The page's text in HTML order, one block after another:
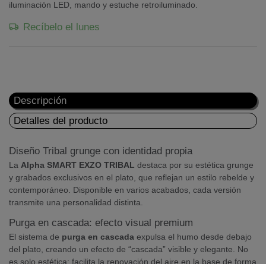
iluminación LED, mando y estuche retroiluminado.
Recíbelo el lunes
Descripción
Detalles del producto
Diseño Tribal grunge con identidad propia
La Alpha SMART EXZO TRIBAL destaca por su estética grunge
y grabados exclusivos en el plato, que reflejan un estilo rebelde y
contemporáneo. Disponible en varios acabados, cada versión
transmite una personalidad distinta.
Purga en cascada: efecto visual premium
El sistema de purga en cascada expulsa el humo desde debajo
del plato, creando un efecto de “cascada” visible y elegante. No
es solo estética: facilita la renovación del aire en la base de forma